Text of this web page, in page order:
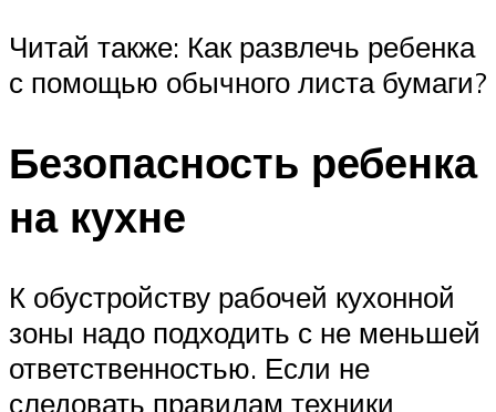
Читай также: Как развлечь ребенка
с помощью обычного листа бумаги?
Безопасность ребенка
на кухне
К обустройству рабочей кухонной
зоны надо подходить с не меньшей
ответственностью. Если не
следовать правилам техники